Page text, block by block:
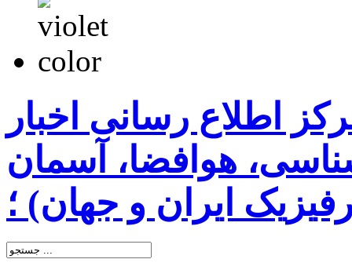
اطلاع رسانی اخبار
هوافضا، آسمان
ایران و جهان) ؛